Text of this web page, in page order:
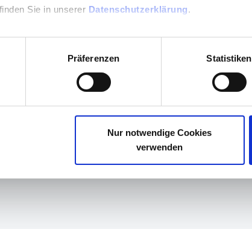
Sie in unserer Datenschutzerklärung.
Präferenzen Statistiken
Nur notwendige Cookies
verwenden